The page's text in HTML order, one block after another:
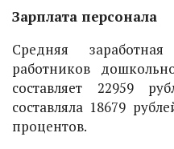
Зарплата персонала
Средняя
работников
составляет 22959
составляла 18679
процентов.